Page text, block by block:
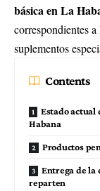
básica en La
correspondientes
suplementos
Contents
Estado actual
Habana
Productos
Entrega de la
reparten